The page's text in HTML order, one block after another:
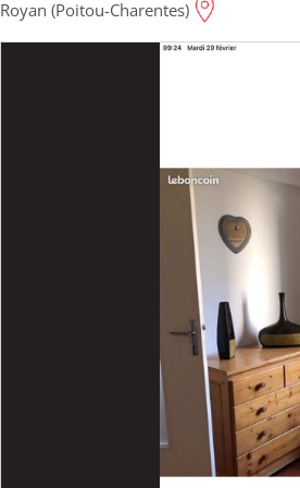
Royan (Poitou-Charentes)